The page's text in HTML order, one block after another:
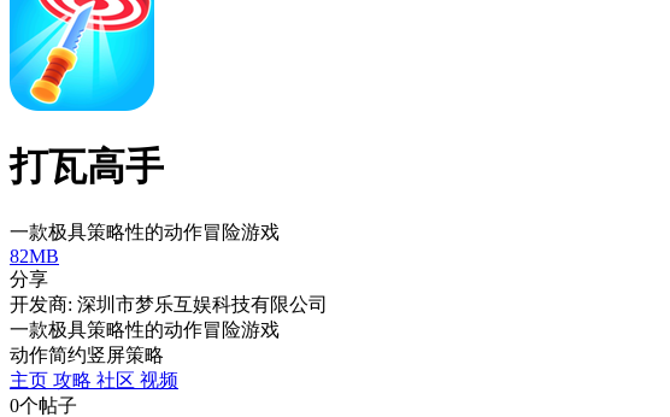
打瓦高手
一款极具策略性的动作冒险游戏
82MB
分享
开发商: 深圳市梦乐互娱科技有限公司
一款极具策略性的动作冒险游戏
动作简约竖屏策略
主页 攻略 社区 视频
0个帖子